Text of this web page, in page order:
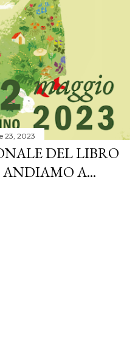
23, 2023
DEL LIBRO
A...